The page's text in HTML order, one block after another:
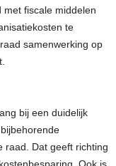
fiscale middelen
te
samenwerking op
bij een duidelijk
raad. Dat geeft richting